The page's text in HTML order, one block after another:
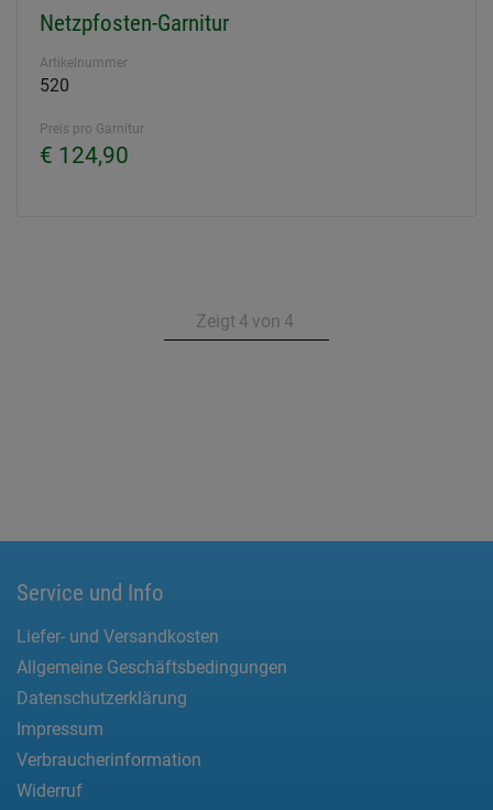
Netzpfosten-Garnitur
Artikelnummer
520
Preis pro Garnitur
€ 124,90
Zeigt 4 von 4
Service und Info
Liefer- und Versandkosten
Allgemeine Geschäftsbedingungen
Datenschutzerklärung
Impressum
Verbraucherinformation
Widerruf